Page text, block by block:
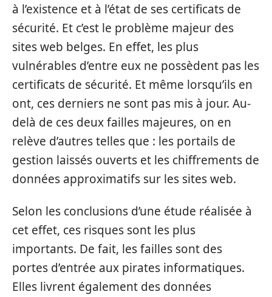
à l’existence et à l’état de ses certificats de
sécurité. Et c’est le problème majeur des
sites web belges. En effet, les plus
vulnérables d’entre eux ne possèdent pas les
certificats de sécurité. Et même lorsqu’ils en
ont, ces derniers ne sont pas mis à jour. Au-
delà de ces deux failles majeures, on en
relève d’autres telles que : les portails de
gestion laissés ouverts et les chiffrements de
données approximatifs sur les sites web.
Selon les conclusions d’une étude réalisée à
cet effet, ces risques sont les plus
importants. De fait, les failles sont des
portes d’entrée aux pirates informatiques.
Elles livrent également des données